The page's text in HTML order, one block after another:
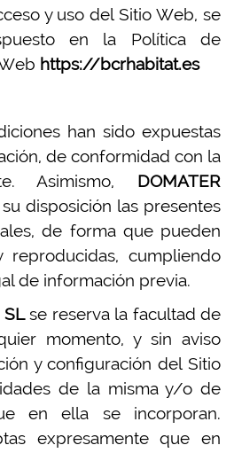
y uso del Sitio Web, se
en la Política de
https://bcrhabitat.es
han sido expuestas
de conformidad con la
Asimismo, DOMATER
disposición las presentes
de forma que pueden
reproducidas, cumpliendo
de información previa.
SLse reserva la facultad de
momento, y sin aviso
y configuración del Sitio
de la misma y/o de
en ella se incorporan.
expresamente que en